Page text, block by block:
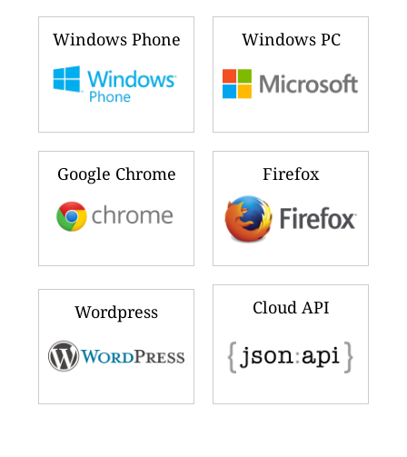
Windows Phone Windows PC
Google Chrome Firefox
Wordpress Cloud API